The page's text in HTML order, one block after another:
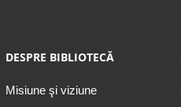
DESPRE BIBLIOTECĂ
Misiune şi viziune